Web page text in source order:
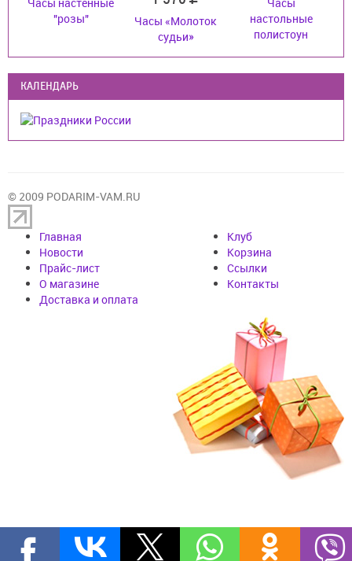
"розы"
Часы «Молоток
судьи»
настольные
полистоун
КАЛЕНДАРЬ
© 2009 PODARIM-VAM.RU
Главная
Новости
Прайс-лист
О магазине
Доставка и оплата
Клуб
Корзина
Cсылки
Контакты